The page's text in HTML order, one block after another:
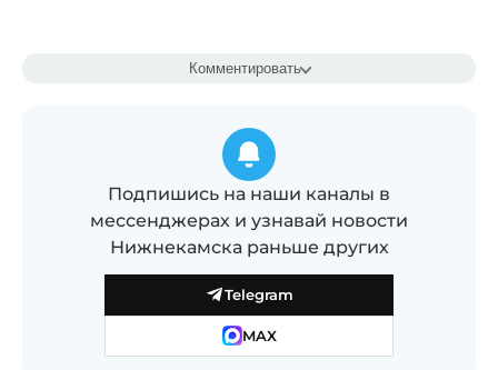
Комментировать
Подпишись на наши каналы в
мессенджерах и узнавай новости
Нижнекамска раньше других
Telegram
MAX